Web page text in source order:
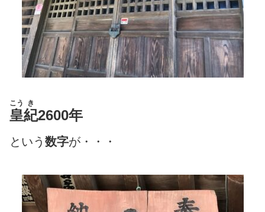
皇
こう
紀
き
2600年
という 数字が・・・